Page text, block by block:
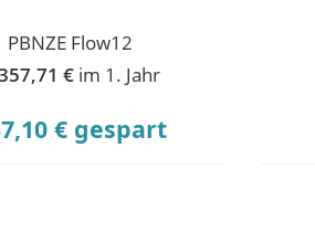
PBNZE Flow12
€ im 1. Jahr
€ gespart